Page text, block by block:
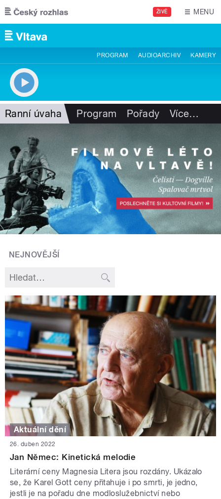
Přejít k hlavnímu obsahu
ŽIVĚ MENU
PROGRAM AUDIOARCHIV KAMERY
Ranní úvaha Program Pořady Více…
NEJNOVĚJŠÍ
Aktuální dění
26. duben 2022
Jan Němec: Kinetická melodie
Literární ceny Magnesia Litera jsou rozdány. Ukázalo
se, že Karel Gott ceny přitahuje i po smrti, je jedno,
jestli je na pořadu dne modloslužebnictví nebo